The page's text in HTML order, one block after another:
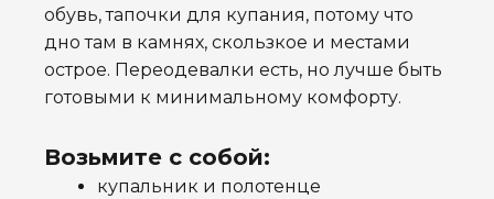
обувь, тапочки для купания, потому что
дно там в камнях, скользкое и местами
острое. Переодевалки есть, но лучше быть
готовыми к минимальному комфорту.
Возьмите с собой:
купальник и полотенце